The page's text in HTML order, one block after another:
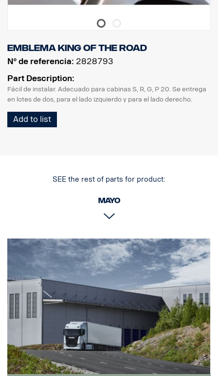
Emblema King of the Road
Nº de referencia: 2828793
Part Description:
Fácil de instalar. Adecuado para cabinas S, R, G, P 20. Se entrega
en lotes de dos, para el lado izquierdo y para el lado derecho.
Add to list
SEE the rest of parts for product:
Mayo